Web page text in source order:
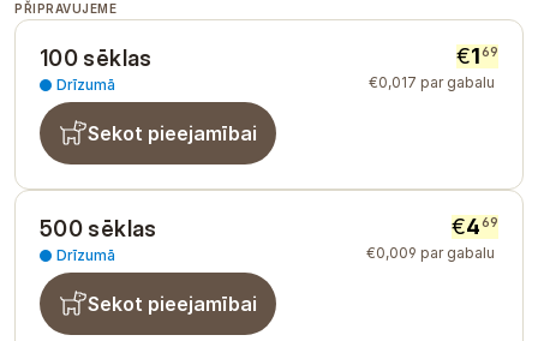
PŘIPRAVUJEME
100 sēklas
Drīzumā
€169
€0,017 par gabalu
Sekot pieejamībai
500 sēklas
Drīzumā
€469
€0,009 par gabalu
Sekot pieejamībai